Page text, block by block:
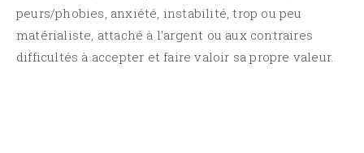
peurs/phobies, anxiété, instabilité, trop ou peu
matérialiste, attaché à l’argent ou aux contraires
difficultés à accepter et faire valoir sa propre valeur.